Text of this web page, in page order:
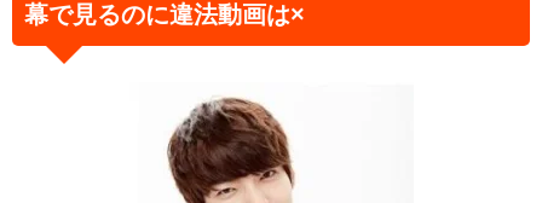
幕で見るのに違法動画は×